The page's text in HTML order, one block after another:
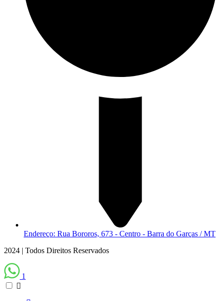
Endereço: Rua Bororos, 673 - Centro - Barra do Garças / MT
2024 | Todos Direitos Reservados
1